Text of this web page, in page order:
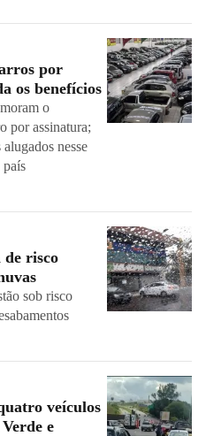
por
os benefícios
o
por assinatura;
nesse
país
risco
sob risco
veículos
e